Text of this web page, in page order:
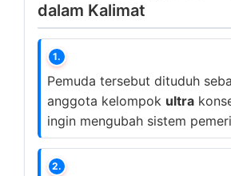
dalam Kalimat
1.
Pemuda tersebut dituduh
anggota kelompok ultra
ingin mengubah sistem
2.